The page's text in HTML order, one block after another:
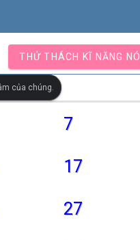
THỬ THÁCH KĨ NĂNG NÓI
của chúng.
7
17
27